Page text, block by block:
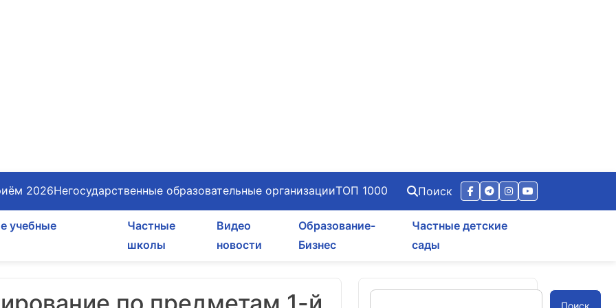
2026Негосударственные образовательные организацииТОП 1000 Поиск
учебные
Частные
школы
Видео
новости
Образование-
Бизнес
Частные детские
сады
Поиск